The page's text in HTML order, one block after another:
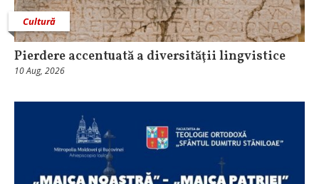
Cultură
Pierdere accentuată a diversităţii lingvistice
10 Aug, 2026